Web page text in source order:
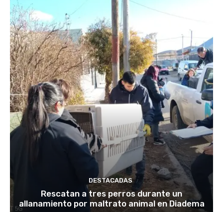
DESTACADAS
Rescatan a tres perros durante un
allanamiento por maltrato animal en Diadema